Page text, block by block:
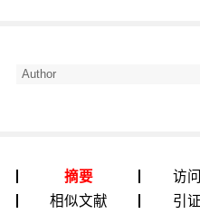
Author
摘要 访
相似文献
引